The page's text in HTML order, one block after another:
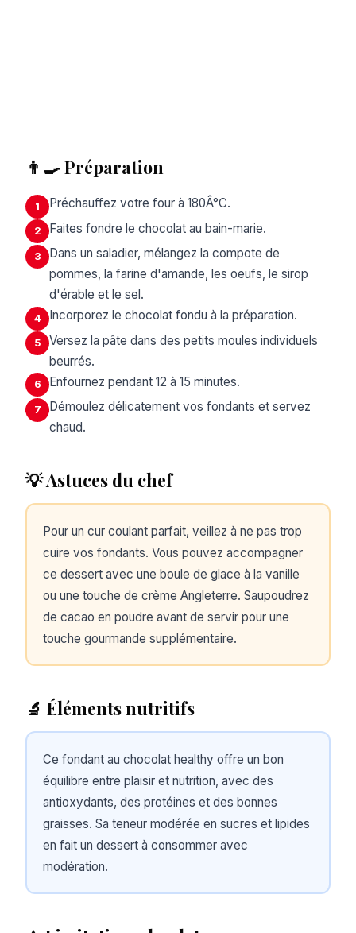
👨‍🍳 Préparation
1 Préchauffez votre four à 180Â°C.
2 Faites fondre le chocolat au bain-marie.
3
Dans un saladier, mélangez la compote de
pommes, la farine d'amande, les oeufs, le sirop
d'érable et le sel.
4 Incorporez le chocolat fondu à la préparation.
5
Versez la pâte dans des petits moules individuels
beurrés.
6 Enfournez pendant 12 à 15 minutes.
7
Démoulez délicatement vos fondants et servez
chaud.
💡 Astuces du chef
Pour un cur coulant parfait, veillez à ne pas trop
cuire vos fondants. Vous pouvez accompagner
ce dessert avec une boule de glace à la vanille
ou une touche de crème Angleterre. Saupoudrez
de cacao en poudre avant de servir pour une
touche gourmande supplémentaire.
🔬 Éléments nutritifs
Ce fondant au chocolat healthy offre un bon
équilibre entre plaisir et nutrition, avec des
antioxydants, des protéines et des bonnes
graisses. Sa teneur modérée en sucres et lipides
en fait un dessert à consommer avec
modération.